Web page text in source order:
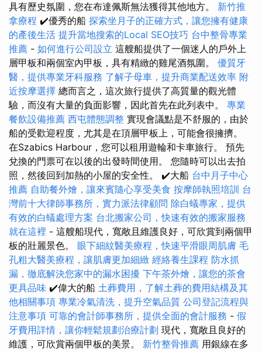
具有歷史氛圍，您在布達佩斯無法獲得其他地方。 新竹推
拿療程 ✔️優秀的船 探索坐月子的正確方式，讓您擁有健康
的產後生活 提升當地搜索的Local SEO技巧 台中整骨專業
推薦 - 如何進行公司設立 這艘船提供了一個迷人的戶外上
層甲板和兩個室內甲板，具有精緻的雞尾酒氛圍。 優質牙
醫，提供專業牙科服務 了解子母車，提升商業配送效率 附
近按摩選擇 總而言之，這次旅行提供了高質量的觀光體
驗，而沒有大量的負面影響，因此首先在此列表中。 專業
餐飲設備推薦 西屯體態調整 實現會議點是不舒服的，由於
船的受歡迎程度，尤其是在頂層甲板上，可能會很擁擠。
在Szabics Harbour，您可以租用遊輪和卡車旅行。 預先
兌換的門票可在以後的出發時間使用。 您隨時可以出去拍
照，然後回到加熱的小屋的安全性。 ✔️大船 台中月子中心
推薦 自助餐外燴，讓來賓隨心享受美食 按摩師執照培訓 台
灣前十大律師事務所，實力派法律顧問 除白蟻專家，提供
有效的白蟻處理方案 台北搬家公司，快速有效的搬家服務
就在這裡 - 這艘船現代，寬敞且維護良好，可欣賞到兩個甲
板的壯麗景色。 眼下細紋醫美療程，快速平滑眼周肌膚 毛
孔粗大醫美療程，讓肌膚更加細緻 經絡養生課程 防水抓
漏，徹底解決您家中的漏水困擾 下午茶外燴，讓您的茶會
更具品味 ✔️偉大的船 土葬費用，了解土葬的費用結構及其
他相關事項 專業冷氣清洗，提升空氣品質 公司登記流程與
注意事項 可靠的會計師事務所，提供全面的會計服務 - 假
牙費用詳情，讓你輕鬆規劃治療計劃 現代，寬敞且良好的
維護，可欣賞兩個甲板的美景。 新竹整骨推薦 用銀線在多